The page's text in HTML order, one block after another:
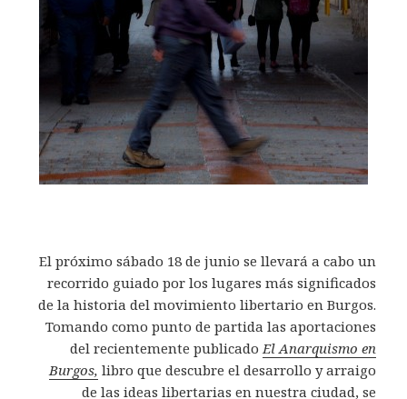
El próximo sábado 18 de junio se llevará a cabo un
recorrido guiado por los lugares más significados
de la historia del movimiento libertario en Burgos.
Tomando como punto de partida las aportaciones
del recientemente publicadoEl Anarquismo en
Burgos, libro que descubre el desarrollo y arraigo
de las ideas libertarias en nuestra ciudad, se